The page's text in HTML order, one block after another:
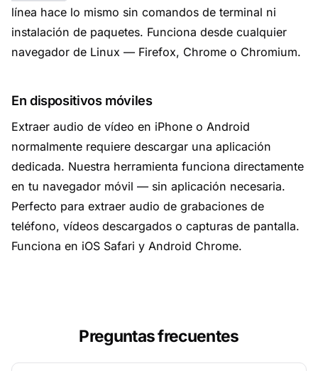
línea hace lo mismo sin comandos de terminal ni
instalación de paquetes. Funciona desde cualquier
navegador de Linux — Firefox, Chrome o Chromium.
En dispositivos móviles
Extraer audio de vídeo en iPhone o Android
normalmente requiere descargar una aplicación
dedicada. Nuestra herramienta funciona directamente
en tu navegador móvil — sin aplicación necesaria.
Perfecto para extraer audio de grabaciones de
teléfono, vídeos descargados o capturas de pantalla.
Funciona en iOS Safari y Android Chrome.
Preguntas frecuentes